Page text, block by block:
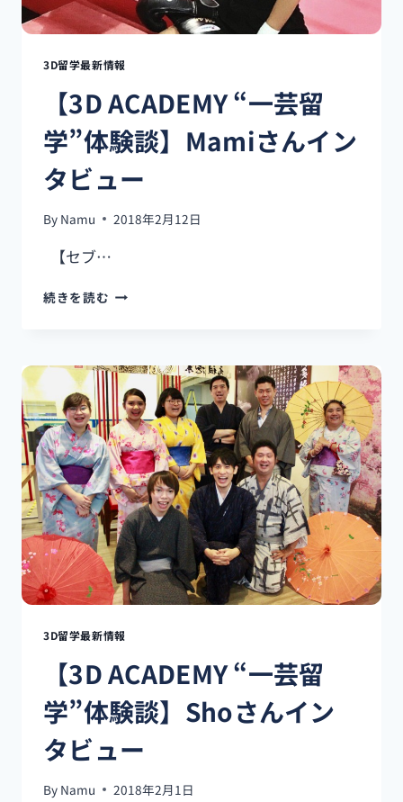
ー
ン
ー
TACK
さ
ん
3D留学最新情報
【3D ACADEMY “一芸留
学”体験談】Mamiさんイン
タビュー
By Namu 2018年2月12日
【セブ…
続きを読む 【3D
留
学”体
験
談】
MAMI
さ
ん
イ
ン
タ
ビ
ュ
ー
3D留学最新情報
【3D ACADEMY “一芸留
学”体験談】Shoさんイン
タビュー
By Namu 2018年2月1日